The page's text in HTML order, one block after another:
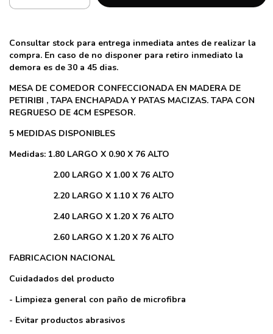
Consultar stock para entrega inmediata antes de realizar la
compra. En caso de no disponer para retiro inmediato la
demora es de 30 a 45 dias.
MESA DE COMEDOR CONFECCIONADA EN MADERA DE
PETIRIBI , TAPA ENCHAPADA Y PATAS MACIZAS. TAPA CON
REGRUESO DE 4CM ESPESOR.
5 MEDIDAS DISPONIBLES
Medidas: 1.80 LARGO X 0.90 X 76 ALTO
2.00 LARGO X 1.00 X 76 ALTO
2.20 LARGO X 1.10 X 76 ALTO
2.40 LARGO X 1.20 X 76 ALTO
2.60 LARGO X 1.20 X 76 ALTO
FABRICACION NACIONAL
Cuidadados del producto
- Limpieza general con paño de microfibra
- Evitar productos abrasivos